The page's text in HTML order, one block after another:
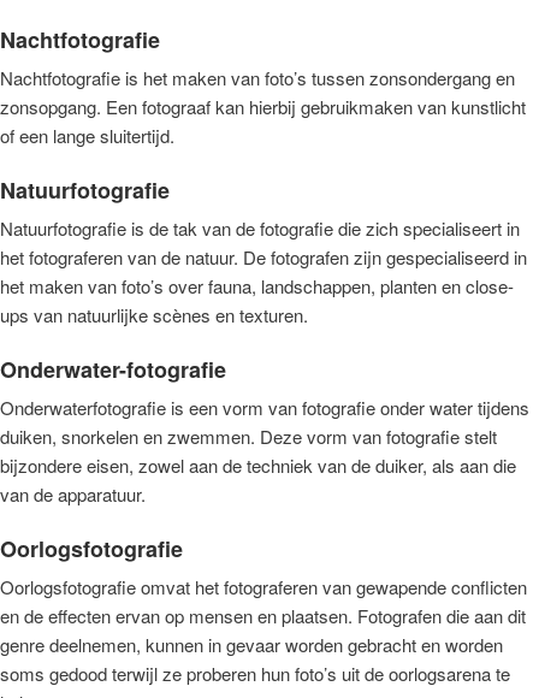
Nachtfotografie
Nachtfotografie is het maken van foto’s tussen zonsondergang en
zonsopgang. Een fotograaf kan hierbij gebruikmaken van kunstlicht
of een lange sluitertijd.
Natuurfotografie
Natuurfotografie is de tak van de fotografie die zich specialiseert in
het fotograferen van de natuur. De fotografen zijn gespecialiseerd in
het maken van foto’s over fauna, landschappen, planten en close-
ups van natuurlijke scènes en texturen.
Onderwater-fotografie
Onderwaterfotografie is een vorm van fotografie onder water tijdens
duiken, snorkelen en zwemmen. Deze vorm van fotografie stelt
bijzondere eisen, zowel aan de techniek van de duiker, als aan die
van de apparatuur.
Oorlogsfotografie
Oorlogsfotografie omvat het fotograferen van gewapende conflicten
en de effecten ervan op mensen en plaatsen. Fotografen die aan dit
genre deelnemen, kunnen in gevaar worden gebracht en worden
soms gedood terwijl ze proberen hun foto’s uit de oorlogsarena te